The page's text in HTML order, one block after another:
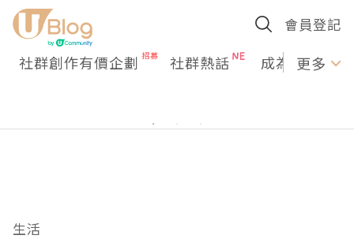
會員登記
社群創作有價企劃 社群熱話 成為U更多
生活